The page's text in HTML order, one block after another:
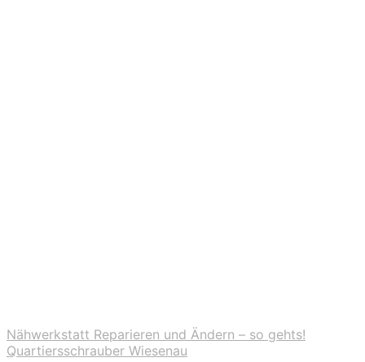
Nähwerkstatt Reparieren und Ändern – so gehts!
Quartiersschrauber Wiesenau